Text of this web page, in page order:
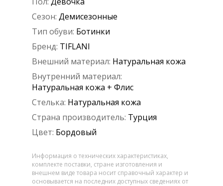
Сезон: Демисезонные
Тип обуви: Ботинки
Бренд: TIFLANI
Внешний материал: Натуральная кожа
Внутренний материал:
Натуральная кожа + Флис
Стелька: Натуральная кожа
Страна производитель: Турция
Цвет: Бордовый
Информация о технических характеристиках,
комплекте поставки, стране изготовления и
внешнем виде товара носит справочный характер и
основывается на последних доступных сведениях от